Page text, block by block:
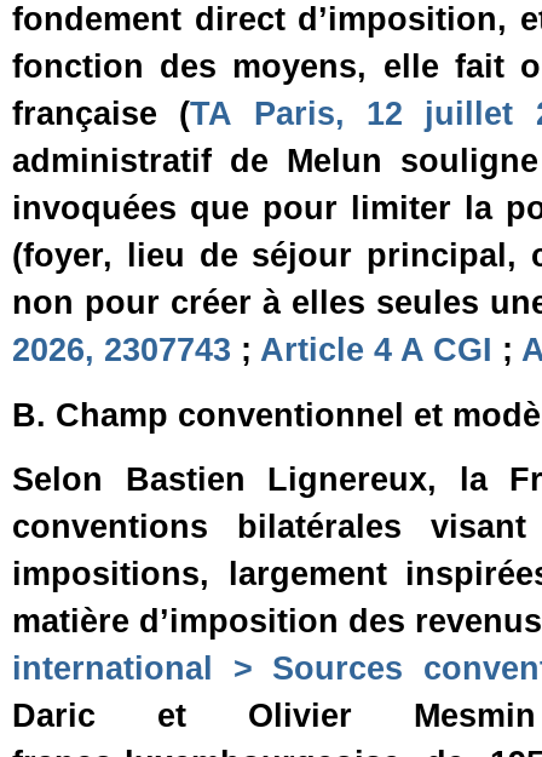
fondement direct d’imposition,
fonction des moyens, elle fait
française (TA Paris, 12 juillet
administratif de Melun
invoquées que pour limiter la
(foyer, lieu de séjour principal,
non pour créer à elles seules
2026, 2307743 ; Article 4 A CGI ;
B. Champ conventionnel et
Selon Bastien Lignereux, la
conventions bilatérales
impositions, largement
matière d’imposition des
international > Sources
Daric et Olivier